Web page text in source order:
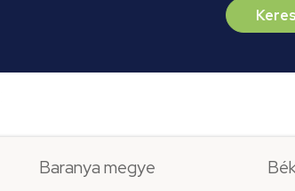
Baranya megye